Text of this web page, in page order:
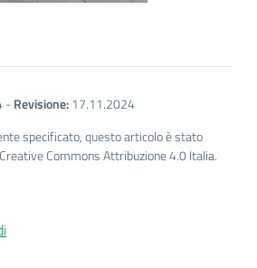
-Revisione:17.11.2024
specificato, questo articolo è stato
Commons Attribuzione 4.0 Italia.